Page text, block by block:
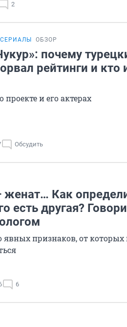
2
ОБЗОР
почему
рейтинги и кто
проекте и его актерах
Обсудить
женат… Как
есть другая?
явных признаков, от
6